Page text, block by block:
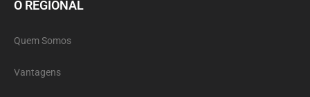
O REGIONAL
Quem Somos
Vantagens